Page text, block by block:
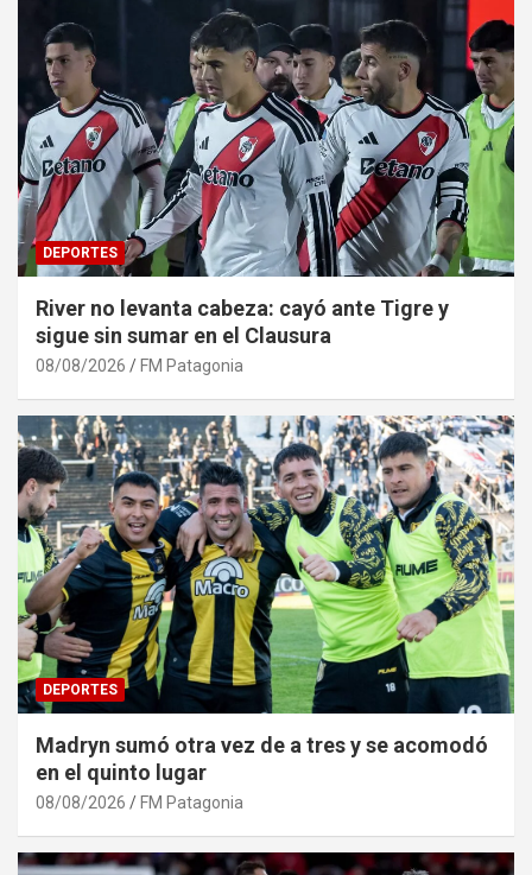
DEPORTES
River no levanta cabeza: cayó ante Tigre y
sigue sin sumar en el Clausura
08/08/2026 FM Patagonia
DEPORTES
Madryn sumó otra vez de a tres y se acomodó
en el quinto lugar
08/08/2026 FM Patagonia